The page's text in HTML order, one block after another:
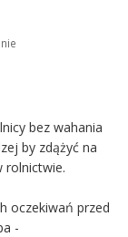
bez wahania
by zdążyć na
rolnictwie.
oczekiwań przed
-